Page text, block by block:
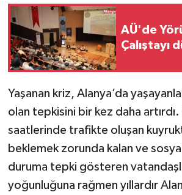
AÜ'de
Çalıştayı
Yaşanan kriz, Alanya’da
olan tepkisini bir kez daha artırdı.
saatlerinde trafikte oluşan
beklemek zorunda kalan ve
duruma tepki gösteren
yoğunluğuna rağmen yıllardır